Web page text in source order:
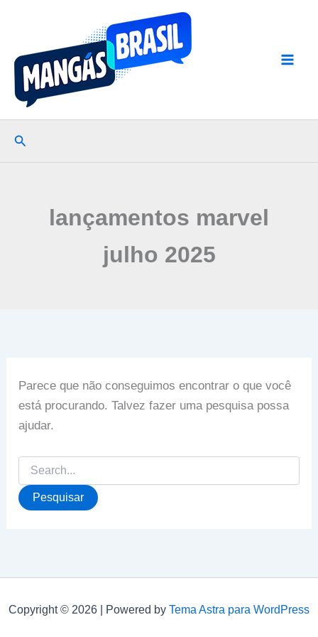
conteúdo
Pesquisar
lançamentos marvel
julho 2025
Parece que não conseguimos encontrar o que você
está procurando. Talvez fazer uma pesquisa possa
ajudar.
Pesquisar
por:
Copyright © 2026 | Powered by Tema Astra para WordPress